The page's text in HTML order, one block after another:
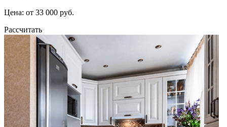
Цена: от 33 000 руб.
Рассчитать